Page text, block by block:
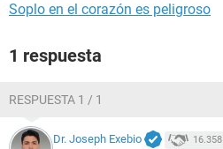
Soplo en el corazón es peligroso
1 respuesta
RESPUESTA 1 / 1
Dr. Joseph Exebio 16.358